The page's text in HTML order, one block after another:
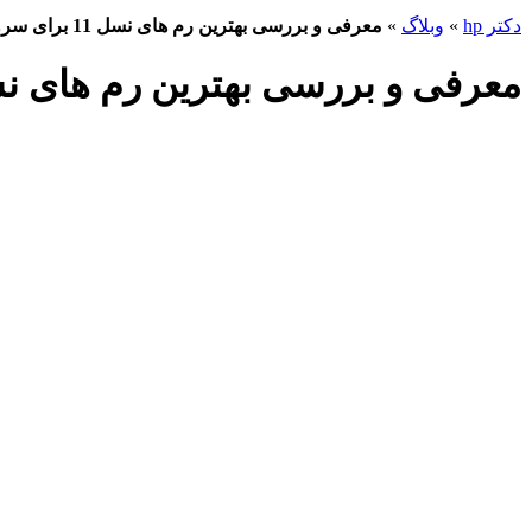
دکتر hp » وبلاگ » معرفی و بررسی بهترین رم های نسل 11 برای سرور
معرفی و بررسی بهترین رم های نسل 11